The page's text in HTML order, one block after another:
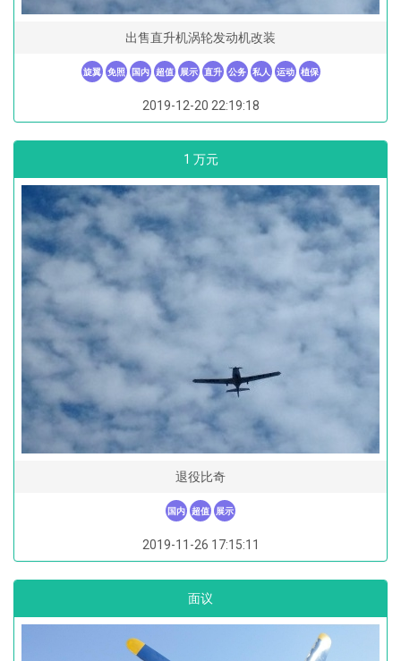
出售直升机涡轮发动机改装
旋翼 免照 国内 超值 展示 直升 公务 私人 运动 植保
2019-12-20 22:19:18
1 万元
退役比奇
国内 超值 展示
2019-11-26 17:15:11
面议